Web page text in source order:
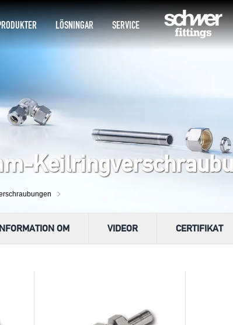
LÖSNINGAR SERVICE
OM VIDEOR CERTIFIKAT